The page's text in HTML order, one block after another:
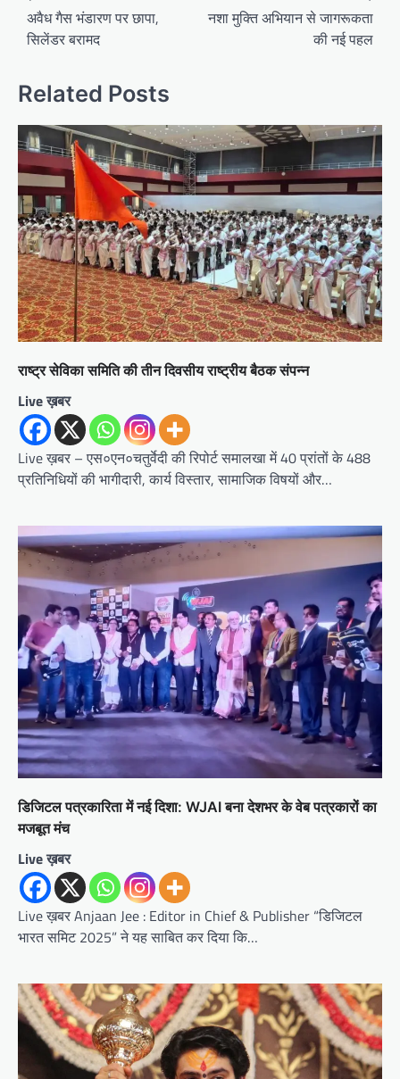
navigation
अवैध गैस भंडारण पर छापा,
सिलेंडर बरामद
नशा मुक्ति अभियान से जागरूकता
की नई पहल
Related Posts
राष्ट्र सेविका समिति की तीन दिवसीय राष्ट्रीय बैठक संपन्न
Live ख़बर
Live ख़बर – एस०एन०चतुर्वेदी की रिपोर्ट समालखा में 40 प्रांतों के 488
प्रतिनिधियों की भागीदारी, कार्य विस्तार, सामाजिक विषयों और…
डिजिटल पत्रकारिता में नई दिशा: WJAI बना देशभर के वेब पत्रकारों का
मजबूत मंच
Live ख़बर
Live ख़बर Anjaan Jee : Editor in Chief & Publisher “डिजिटल
भारत समिट 2025” ने यह साबित कर दिया कि…